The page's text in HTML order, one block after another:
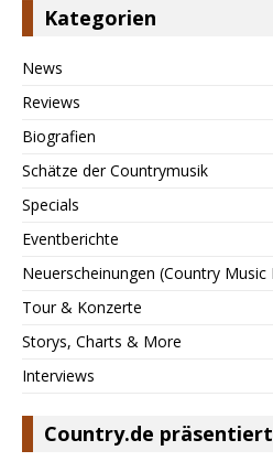
Kategorien
News
Reviews
Biografien
Schätze der Countrymusik
Specials
Eventberichte
Neuerscheinungen (Country Music
Tour & Konzerte
Storys, Charts & More
Interviews
Country.de